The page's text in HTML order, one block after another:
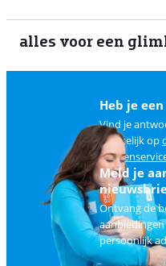
alles voor een
Voor23.59 uurbesteld,
Heb je
Vind je
makkelijk op
Meld je
Ontvang de
persoonlijk